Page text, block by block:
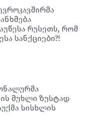
რუსეთს, რომ
სანქციები?!
მუხლი ზუსტად
სისხლის